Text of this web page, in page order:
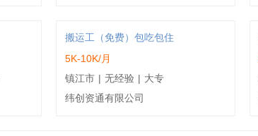
搬运工（免费）包吃包住
5K-10K/月
镇江市 | 无经验 | 大专
纬创资通有限公司